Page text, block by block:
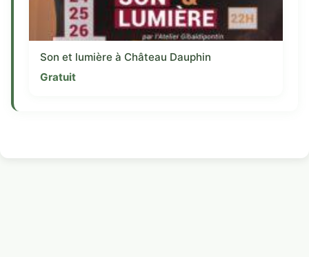
Son et lumière à Château Dauphin
Gratuit